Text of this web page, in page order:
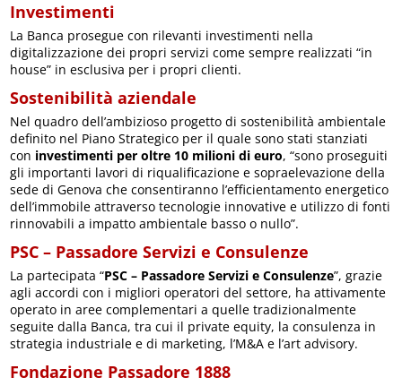
Investimenti
La Banca prosegue con rilevanti investimenti nella
digitalizzazione dei propri servizi come sempre realizzati “in
house” in esclusiva per i propri clienti.
Sostenibilità aziendale
Nel quadro dell’ambizioso progetto di sostenibilità ambientale
definito nel Piano Strategico per il quale sono stati stanziati
con investimenti per oltre 10 milioni di euro, “sono proseguiti
gli importanti lavori di riqualificazione e sopraelevazione della
sede di Genova che consentiranno l’efficientamento energetico
dell’immobile attraverso tecnologie innovative e utilizzo di fonti
rinnovabili a impatto ambientale basso o nullo”.
PSC – Passadore Servizi e Consulenze
La partecipata “PSC – Passadore Servizi e Consulenze”, grazie
agli accordi con i migliori operatori del settore, ha attivamente
operato in aree complementari a quelle tradizionalmente
seguite dalla Banca, tra cui il private equity, la consulenza in
strategia industriale e di marketing, l’M&A e l’art advisory.
Fondazione Passadore 1888